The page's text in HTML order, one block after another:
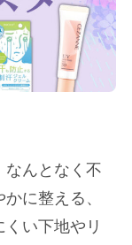
なんとなく不
に整える、
い下地やリ